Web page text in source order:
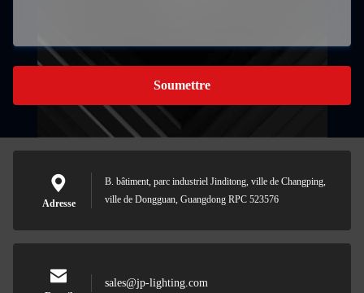
Soumettre
Adresse
B. bâtiment, parc industriel Jinditong, ville de Changping,
ville de Dongguan, Guangdong RPC 523576
sales@jp-lighting.com